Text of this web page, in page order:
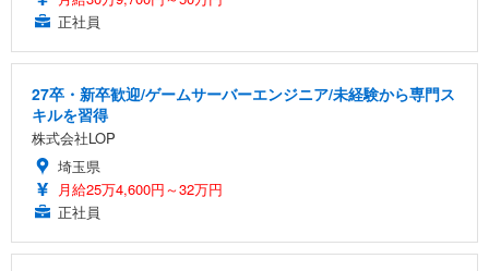
正社員
27卒・新卒歓迎/ゲームサーバーエンジニア/未経験から専門ス
キルを習得
株式会社LOP
埼玉県
月給25万4,600円～32万円
正社員